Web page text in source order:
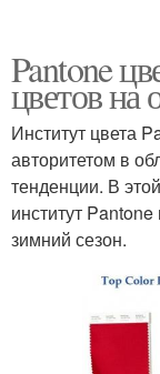
Pantone
цветов на
Институт цвета
авторитетом в
тенденции. В
институт
зимний сезон.